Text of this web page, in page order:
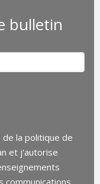
bulletin
la politique de
et j'autorise
communications